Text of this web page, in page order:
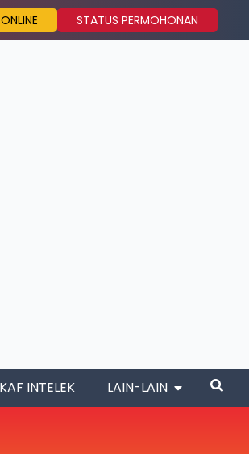
STATUS PERMOHONAN
INTELEK LAIN-LAIN